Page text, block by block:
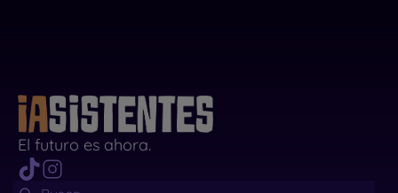
El futuro es ahora.